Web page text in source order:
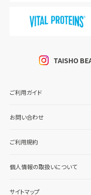
TAISHO
ご利用ガイド
お問い合わせ
ご利用規約
個人情報の取扱いについて
サイトマップ